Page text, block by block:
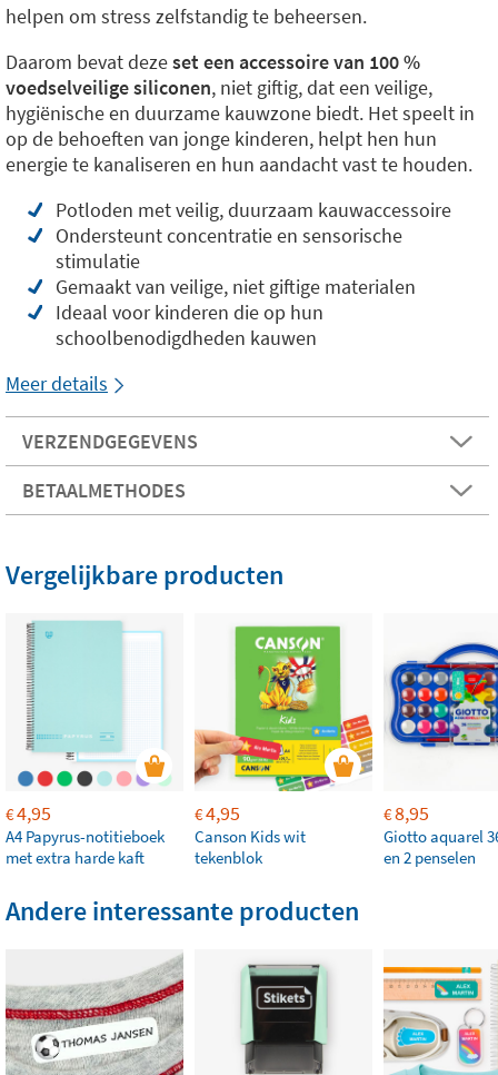
helpen om stress zelfstandig te beheersen.
Daarom bevat dezeset een accessoire van 100 %
voedselveilige siliconen, niet giftig, dat een veilige,
hygiënische en duurzame kauwzone biedt. Het speelt in
op de behoeften van jonge kinderen, helpt hen hun
energie te kanaliseren en hun aandacht vast te houden.
Potloden met veilig, duurzaam kauwaccessoire
Ondersteunt concentratie en sensorische
stimulatie
Gemaakt van veilige, niet giftige materialen
Ideaal voor kinderen die op hun
schoolbenodigdheden kauwen
Meer details
VERZENDGEGEVENS
BETAALMETHODES
Vergelijkbare producten
€4,95
A4 Papyrus-notitieboek
met extra harde kaft
€4,95
Canson Kids wit
tekenblok
€8,95
Giotto aquarel
en 2 penselen
Andere interessante producten